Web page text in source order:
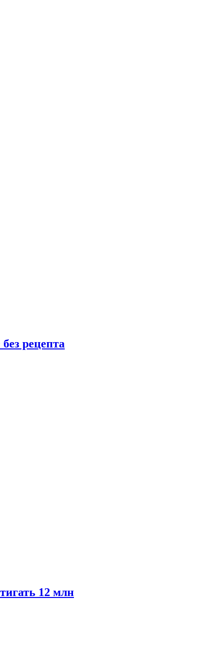
рецепта
12 млн